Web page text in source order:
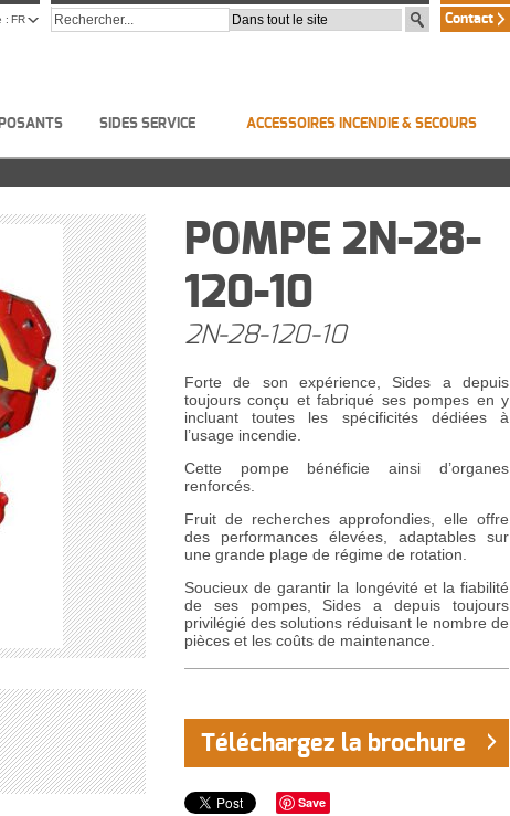
SIDES SERVICE ACCESSOIRES INCENDIE & SECOURS
: FR Contact
POMPE 2N-28-
120-10
2N-28-120-10
Forte de son expérience, Sides a depuis
toujours conçu et fabriqué ses pompes en y
incluant toutes les spécificités dédiées à
l’usage incendie.
Cette pompe bénéficie ainsi d’organes
renforcés.
Fruit de recherches approfondies, elle offre
des performances élevées, adaptables sur
une grande plage de régime de rotation.
Soucieux de garantir la longévité et la fiabilité
de ses pompes, Sides a depuis toujours
privilégié des solutions réduisant le nombre de
pièces et les coûts de maintenance.
Téléchargez la brochure
Save